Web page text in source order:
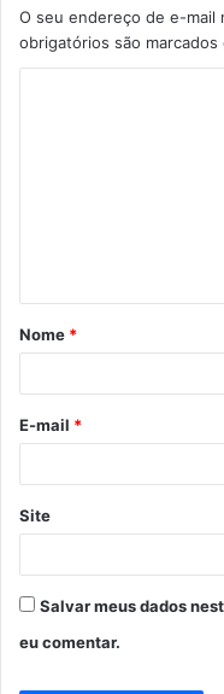
O seu endereço de e-mail
obrigatórios são marcados
á
r
*
Nome *
E-mail *
Site
Salvar meus dados
eu comentar.